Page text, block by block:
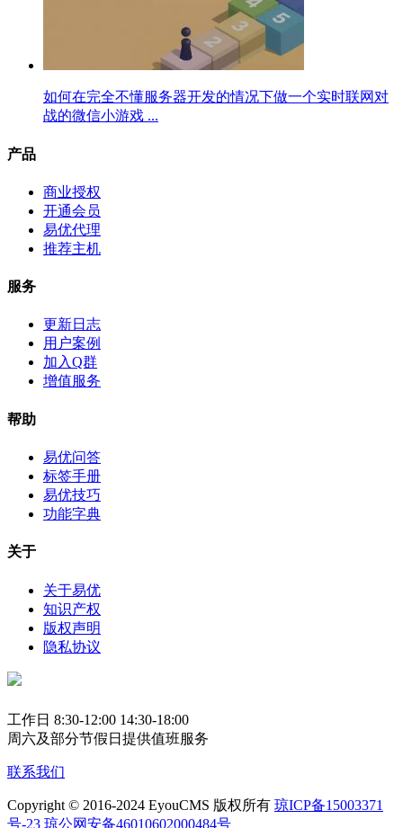
如何在完全不懂服务器开发的情况下做一个实时联网对
战的微信小游戏 ...
产品
商业授权
开通会员
易优代理
推荐主机
服务
更新日志
用户案例
加入Q群
增值服务
帮助
易优问答
标签手册
易优技巧
功能字典
关于
关于易优
知识产权
版权声明
隐私协议
工作日 8:30-12:00 14:30-18:00
周六及部分节假日提供值班服务
联系我们
Copyright © 2016-2024 EyouCMS 版权所有 琼ICP备15003371
号-23 琼公网安备46010602000484号